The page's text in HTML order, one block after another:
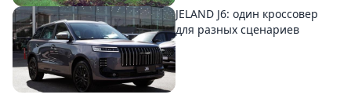
JELAND J6: один кроссовер
для разных сценариев